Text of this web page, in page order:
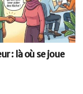
: là où se joue